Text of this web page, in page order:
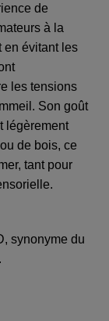
de
à la
en évitant les
les tensions
Son goût
légèrement
de bois, ce
tant pour
synonyme du